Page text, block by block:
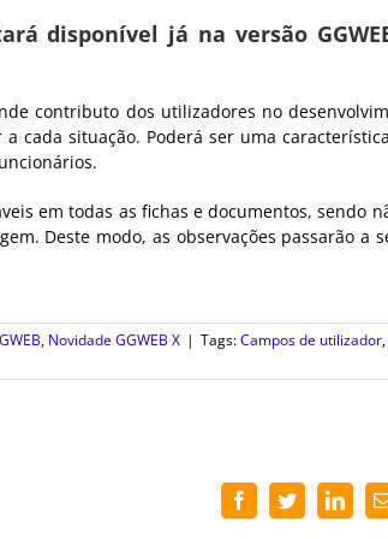
disponível já na versão
contributo dos utilizadores no
cada situação. Poderá ser uma
em todas as fichas e documentos, sendo
Deste modo, as observações passarão a
, Novidade GGWEB X | Tags:Campos de utilizador,
FacebookTwitter